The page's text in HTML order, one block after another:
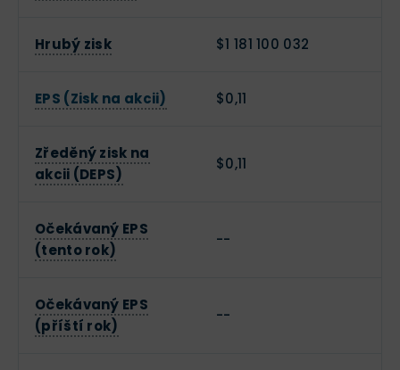
Hrubý zisk $1 181 100 032
EPS (Zisk na akcii) $0,11
Zředěný zisk na
akcii (DEPS)
$0,11
Očekávaný EPS
(tento rok)
--
Očekávaný EPS
(příští rok)
--